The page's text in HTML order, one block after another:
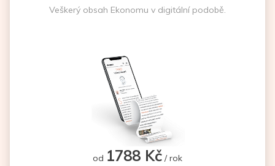
Veškerý obsah Ekonomu v digitální podobě.
od 1788 Kč / rok